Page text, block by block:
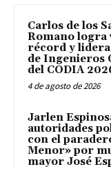
Carlos de los
Romano logra
récord y
de Ingenieros
del CODIA
4 de agosto de 2026
Jarlen
autoridades
con el
Menor» por
mayor José